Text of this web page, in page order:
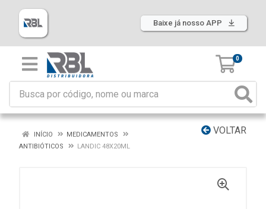
Baixe já nosso APP
0
VOLTAR
INÍCIO
MEDICAMENTOS
ANTIBIÓTICOS
LANDIC 48X20ML